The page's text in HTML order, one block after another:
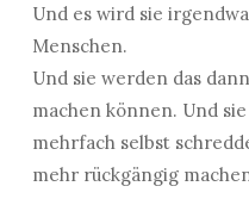
Und es wird sie
Menschen.
Und sie werden das
machen können. Und
mehrfach selbst
mehr rückgängig